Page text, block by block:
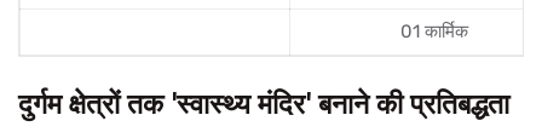
01 कार्मिक
दुर्गम क्षेत्रों तक 'स्वास्थ्य मंदिर' बनाने की प्रतिबद्धता